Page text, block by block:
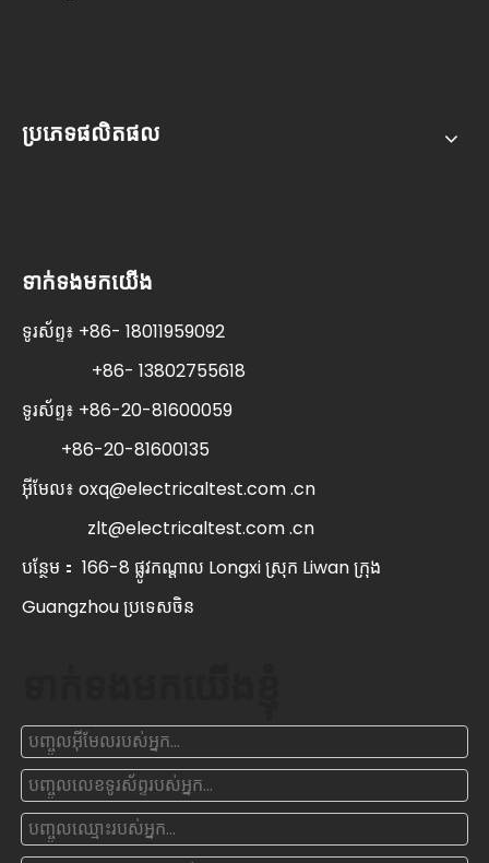
ប្រភេទផលិតផល
ទាក់ទងមកយើង
ទូរស័ព្ទ៖ +86- 18011959092
+86- 13802755618
ទូរស័ព្ទ៖ +86-20-81600059
+86-20-81600135
អ៊ីមែល៖ oxq@electricaltest.com .cn
zlt@electricaltest.com .cn
បន្ថែម： 166-8 ផ្លូវកណ្តាល Longxi ស្រុក Liwan ក្រុង
Guangzhou ប្រទេសចិន